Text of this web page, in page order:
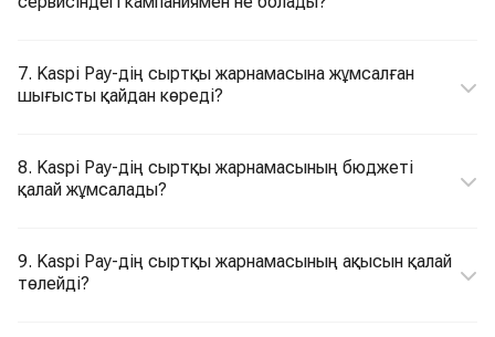
7. Kaspi Pay-дің сыртқы жарнамасына жұмсалған
шығысты қайдан көреді?
8. Kaspi Pay-дің сыртқы жарнамасының бюджеті
қалай жұмсалады?
9. Kaspi Pay-дің сыртқы жарнамасының ақысын қалай
төлейді?